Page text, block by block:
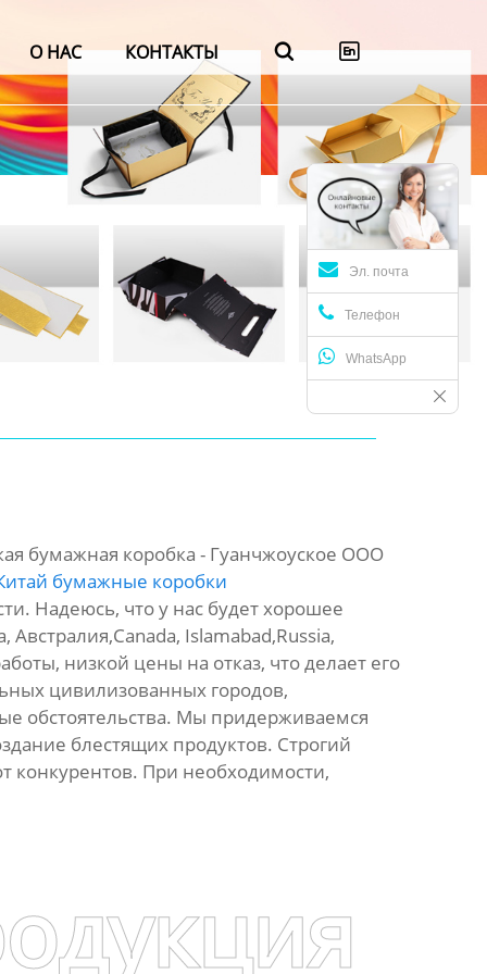
О НАС КОНТАКТЫ  
Эл. почта
Телефон
WhatsApp
бумажная коробка - Гуанчжоуское ООО
бумажные коробки
Надеюсь, что у нас будет хорошее
Islamabad,Russia,
низкой цены на отказ, что делает его
цивилизованных городов,
обстоятельства. Мы придерживаемся
блестящих продуктов. Строгий
конкурентов. При необходимости,